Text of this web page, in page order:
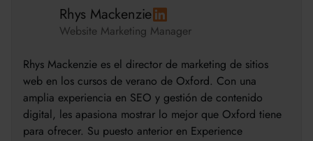
Rhys Mackenzie
Website Marketing Manager
Rhys Mackenzie es el director de marketing de sitios
web en los cursos de verano de Oxford. Con una
amplia experiencia en SEO y gestión de contenido
digital, les apasiona mostrar lo mejor que Oxford tiene
para ofrecer. Su puesto anterior en Experience